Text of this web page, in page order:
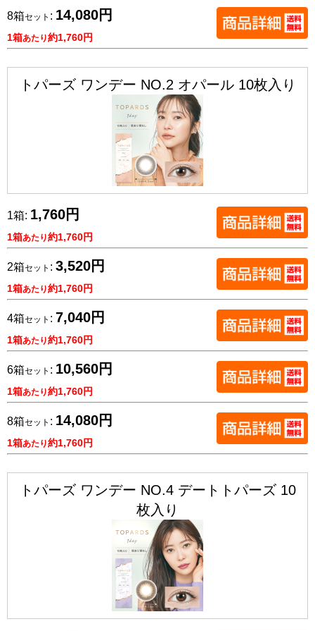
8箱セット : 14,080円
1箱あたり約1,760円
トパーズ ワンデー NO.2 オパール 10枚入り
1箱: 1,760円
1箱あたり約1,760円
2箱セット : 3,520円
1箱あたり約1,760円
4箱セット : 7,040円
1箱あたり約1,760円
6箱セット : 10,560円
1箱あたり約1,760円
8箱セット : 14,080円
1箱あたり約1,760円
トパーズ ワンデー NO.4 デートトパーズ 10
枚入り